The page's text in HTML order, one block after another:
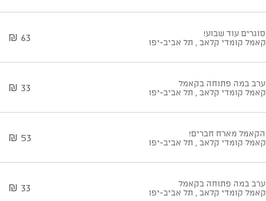
סוגרים עוד שבוע!
קאמל קומדי קלאב , תל אביב-יפו 63 ₪
ערב במה פתוחה בקאמל
קאמל קומדי קלאב , תל אביב-יפו 33 ₪
הקאמל מארח חברים!
קאמל קומדי קלאב , תל אביב-יפו 53 ₪
ערב במה פתוחה בקאמל
קאמל קומדי קלאב , תל אביב-יפו 33 ₪